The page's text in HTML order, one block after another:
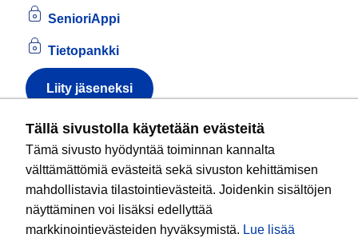
Tällä sivustolla käytetään evästeitä
Tämä sivusto hyödyntää toiminnan kannalta
välttämättömiä evästeitä sekä sivuston kehittämisen
mahdollistavia tilastointievästeitä. Joidenkin sisältöjen
näyttäminen voi lisäksi edellyttää
markkinointievästeiden hyväksymistä. Lue lisää
SenioriAppi
Tietopankki
Liity jäseneksi
Tietoa evästeistä
Kansallinen senioriliitto ryon valtakunnallinen
eläkeläisjärjestö, joka edistää ikääntyvien ja
eläkeläisten sosiaalista turvallisuutta ja hyvinvointia
sekä valvoo heidän oikeuksiaan liiton arvoja